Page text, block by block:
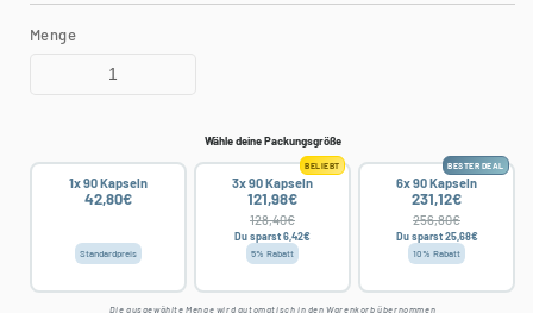
Menge
Wähle deine Packungsgröße
1x 90 Kapseln
42,80€
Standardpreis
BELIEBT
3x 90 Kapseln
121,98€
128,40€
Du sparst 6,42€
5% Rabatt
BESTER DEAL
6x 90 Kapseln
231,12€
256,80€
Du sparst 25,68€
10% Rabatt
Die ausgewählte Menge wird automatisch in den Warenkorb übernommen